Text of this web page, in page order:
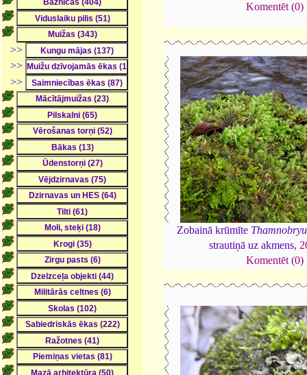
>>
>>
>>
Komentēt (0)
Zobainā krūmīte
strautiņā uz akmens,
Komentēt (0)